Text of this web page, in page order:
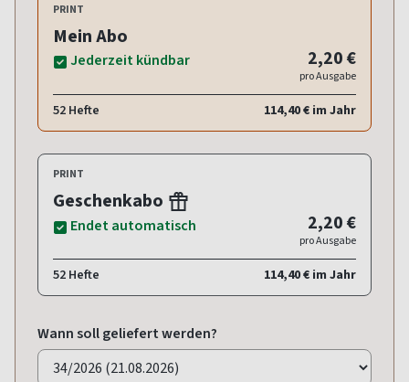
PRINT
Mein Abo
Jederzeit kündbar 2,20 €
pro Ausgabe
52 Hefte 114,40 € im Jahr
PRINT
Geschenkabo
Endet automatisch 2,20 €
pro Ausgabe
52 Hefte 114,40 € im Jahr
Wann soll geliefert werden?